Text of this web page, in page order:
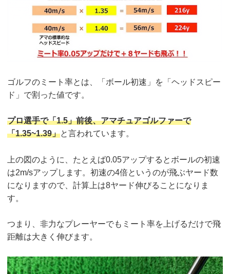
ゴルフのミート率とは、「ボール初速」を「ヘッドスピー
ド」で割った値です。
プロ選手で「1.5」前後、アマチュアゴルファーで
「1.35~1.39」と言われています。
上の図のように、たとえば0.05アップするとボールの初速
は2m/sアップします。初速の4倍というのが飛ぶヤード数
になりますので、計算上は8ヤード伸びることになりま
す。
つまり、非力なプレーヤーでもミート率を上げるだけで飛
距離は大きく伸びます。